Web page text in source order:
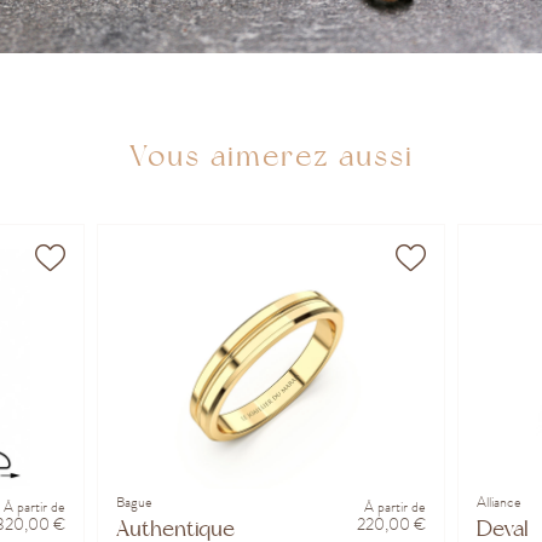
Vous aimerez aussi
À partir de
€
Bague
Authentique
À partir de
220,00 €
Alliance
Deval